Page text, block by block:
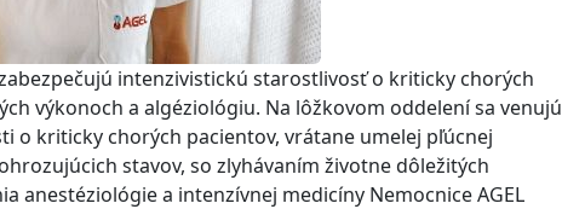
intenzivistickú starostlivosť o kriticky chorých
výkonoch a algéziológiu. Na lôžkovom oddelení sa venujú
o kriticky chorých pacientov, vrátane umelej pľúcnej
stavov, so zlyhávaním životne dôležitých
anestéziológie a intenzívnej medicíny Nemocnice AGEL